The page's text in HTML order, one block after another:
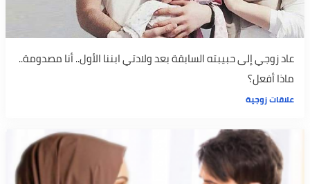
عاد زوجي إلى حبيبته السابقة بعد ولادتي ابننا الأول.. أنا مصدومة..
ماذا أفعل؟
علاقات زوجية